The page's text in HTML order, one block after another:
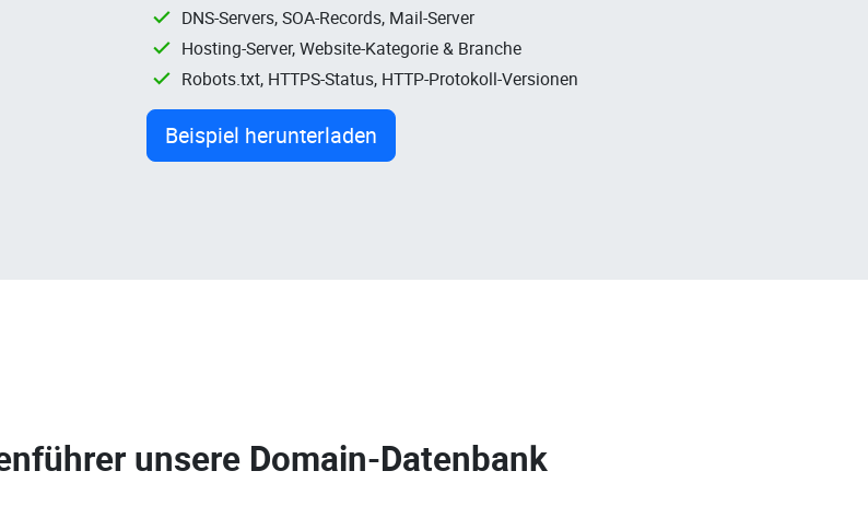
DNS-Servers, SOA-Records, Mail-Server
Hosting-Server, Website-Kategorie & Branche
Robots.txt, HTTPS-Status, HTTP-Protokoll-Versionen
Beispiel herunterladen
unsere Domain-Datenbank